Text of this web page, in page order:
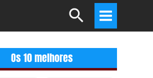
Search
Main
Menu
Os 10 melhores